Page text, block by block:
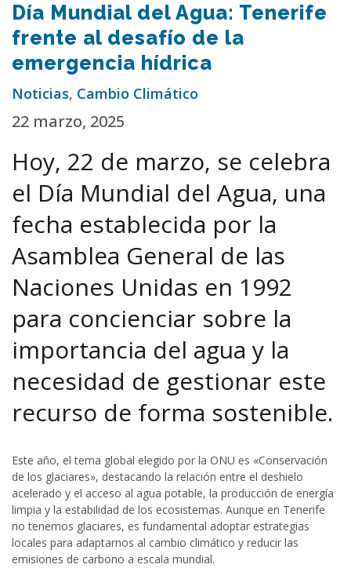
Día Mundial del Agua: Tenerife
frente al desafío de la
emergencia hídrica
Noticias, Cambio Climático
22 marzo, 2025
Hoy, 22 de marzo, se celebra
el Día Mundial del Agua, una
fecha establecida por la
Asamblea General de las
Naciones Unidas en 1992
para concienciar sobre la
importancia del agua y la
necesidad de gestionar este
recurso de forma sostenible.
Este año, el tema global elegido por la ONU es «Conservación
de los glaciares», destacando la relación entre el deshielo
acelerado y el acceso al agua potable, la producción de energía
limpia y la estabilidad de los ecosistemas. Aunque en Tenerife
no tenemos glaciares, es fundamental adoptar estrategias
locales para adaptarnos al cambio climático y reducir las
emisiones de carbono a escala mundial.